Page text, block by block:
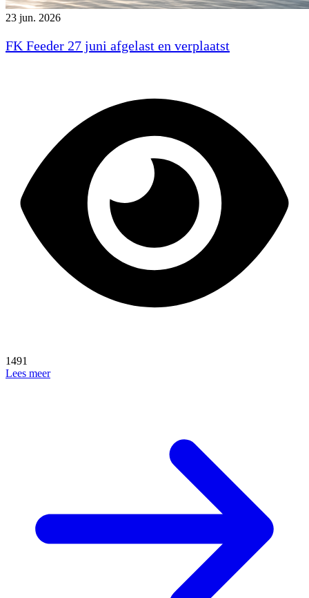
23 jun. 2026
FK Feeder 27 juni afgelast en verplaatst
1491
Lees meer